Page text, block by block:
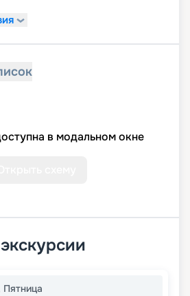
в модальном окне
Пятница